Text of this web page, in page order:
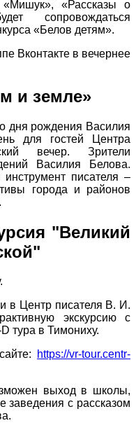
«Рассказы о
сопровождаться
«Белов детям».
Вконтакте в вечернее
и земле»
дня рождения Василия
для гостей Центра
вечер. Зрители
Василия Белова.
писателя –
города и районов
"Великий
в Центр писателя В. И.
экскурсию с
тура в Тимониху.
https://vr-tour.centr-
выход в школы,
с рассказом